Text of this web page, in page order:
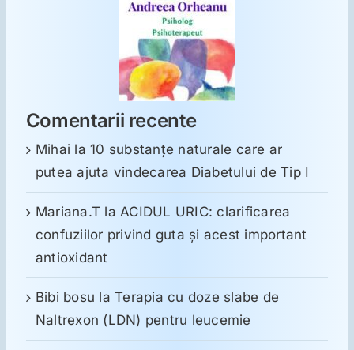
Comentarii recente
Mihai la10 substanţe naturale care ar
putea ajuta vindecarea Diabetului de Tip I
Mariana.T la ACIDUL URIC: clarificarea
confuziilor privind guta și acest important
antioxidant
Bibi bosu laTerapia cu doze slabe de
Naltrexon (LDN) pentru leucemie